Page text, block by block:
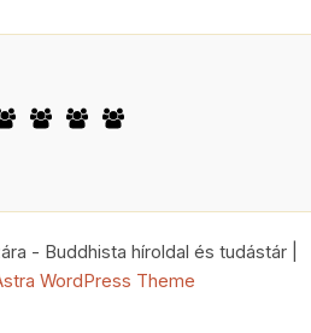
- Buddhista híroldal és tudástár |
WordPress Theme